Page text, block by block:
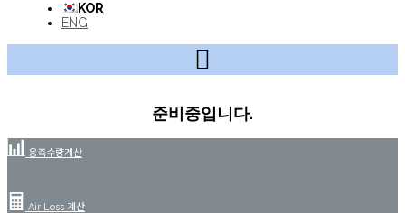
KOR
ENG
준비중입니다.
응축수량계산
Air Loss 계산